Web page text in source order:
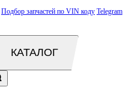
Подбор запчастей по VIN коду Telegram
КАТАЛОГ